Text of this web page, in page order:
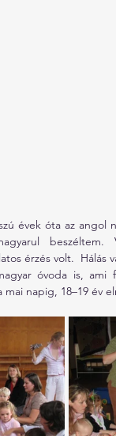
évek óta az angol
beszéltem.
érzés volt.
óvoda is, ami
napig, 18–19 év